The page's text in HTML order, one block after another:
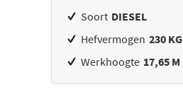
Soort DIESEL
Hefvermogen 230 KG
Werkhoogte 17,65 M